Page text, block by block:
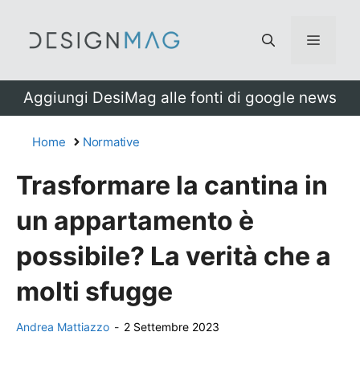
Menu
Aggiungi DesiMag alle fonti di google news
Home Normative
Trasformare la cantina in
un appartamento è
possibile? La verità che a
molti sfugge
Andrea Mattiazzo - 2 Settembre 2023